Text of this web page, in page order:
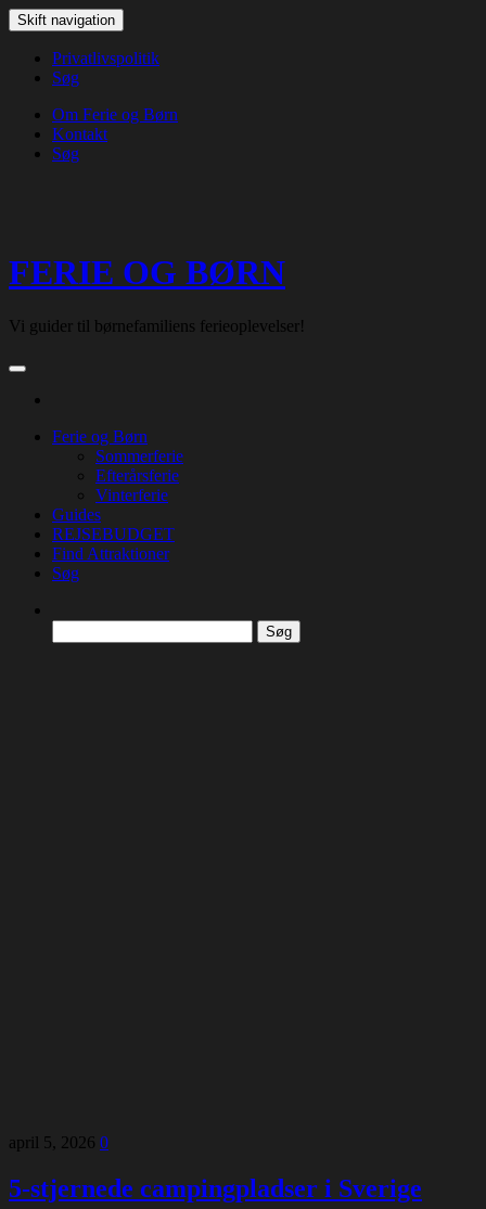
Skip
to
content
Skift navigation
Privatlivspolitik
Søg
Om Ferie og Børn
Kontakt
Søg
FERIE OG BØRN
Vi guider til børnefamiliens ferieoplevelser!
Ferie og Børn
Sommerferie
Efterårsferie
Vinterferie
Guides
REJSEBUDGET
Find Attraktioner
Søg
efter:
april 5, 2026 0
5-stjernede campingpladser i Sverige